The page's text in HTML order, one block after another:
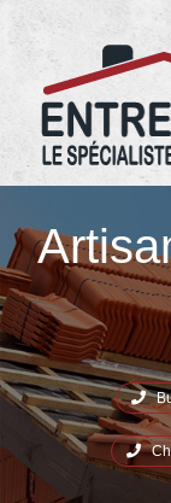
05.67.29.03.22